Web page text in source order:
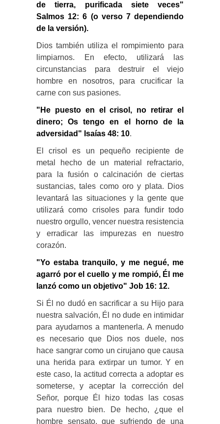
de tierra, purificada siete veces"
Salmos 12: 6 (o verso 7 dependiendo
de la versión).
Dios también utiliza el rompimiento para
limpiarnos. En efecto, utilizará las
circunstancias para destruir el viejo
hombre en nosotros, para crucificar la
carne con sus pasiones.
"He puesto en el crisol, no retirar el
dinero; Os tengo en el horno de la
adversidad" Isaías 48: 10.
El crisol es un pequeño recipiente de
metal hecho de un material refractario,
para la fusión o calcinación de ciertas
sustancias, tales como oro y plata. Dios
levantará las situaciones y la gente que
utilizará como crisoles para fundir todo
nuestro orgullo, vencer nuestra resistencia
y erradicar las impurezas en nuestro
corazón.
"Yo estaba tranquilo, y me negué, me
agarró por el cuello y me rompió, Él me
lanzó como un objetivo" Job 16: 12.
Si Él no dudó en sacrificar a su Hijo para
nuestra salvación, Él no dude en intimidar
para ayudarnos a mantenerla. A menudo
es necesario que Dios nos duele, nos
hace sangrar como un cirujano que causa
una herida para extirpar un tumor. Y en
este caso, la actitud correcta a adoptar es
someterse, y aceptar la corrección del
Señor, porque Él hizo todas las cosas
para nuestro bien. De hecho, ¿que el
hombre sensato, que sufriendo de una